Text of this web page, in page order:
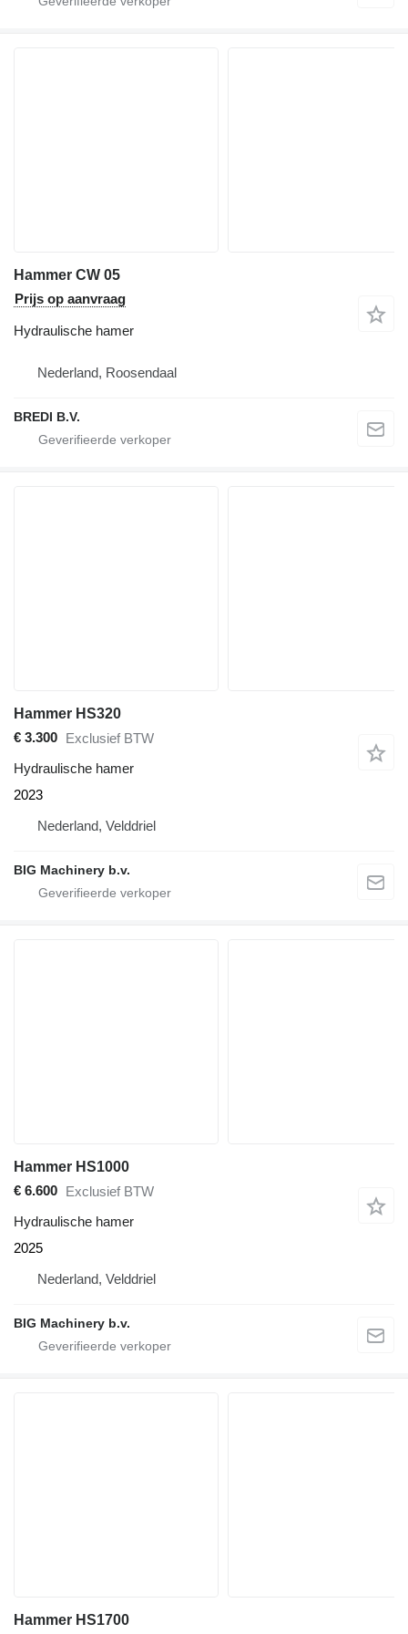
Hammer CW 05
Prijs op aanvraag
Hydraulische hamer
Nederland, Roosendaal
BREDI B.V.
Hammer HS320
€ 3.300 Exclusief BTW
Hydraulische hamer
2023
Nederland, Velddriel
BIG Machinery b.v.
Hammer HS1000
€ 6.600 Exclusief BTW
Hydraulische hamer
2025
Nederland, Velddriel
BIG Machinery b.v.
Hammer HS1700